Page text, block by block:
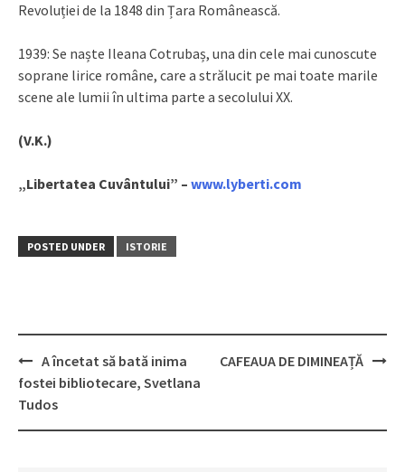
Revoluției de la 1848 din Țara Românească.
1939: Se naște Ileana Cotrubaș, una din cele mai cunoscute
soprane lirice române, care a strălucit pe mai toate marile
scene ale lumii în ultima parte a secolului XX.
(V.K.)
„Libertatea Cuvântului” – www.lyberti.com
POSTED UNDER ISTORIE
Post
navigation
A încetat să bată inima
fostei bibliotecare, Svetlana
Tudos
CAFEAUA DE DIMINEAȚĂ